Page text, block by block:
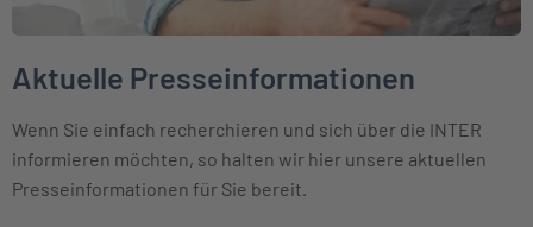
Aktuelle Presseinformationen
Wenn Sie einfach recherchieren und sich über die INTER
informieren möchten, so halten wir hier unsere aktuellen
Presseinformationen für Sie bereit.